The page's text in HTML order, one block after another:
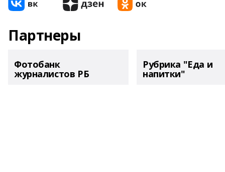
Партнеры
Фотобанк
журналистов РБ
Рубрика "Еда и
напитки"